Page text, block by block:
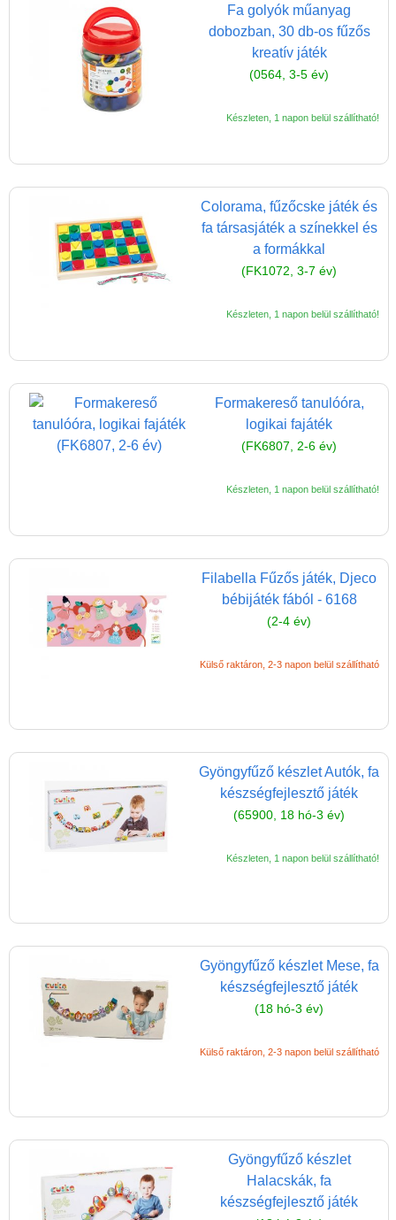
Fa golyók műanyag
dobozban, 30 db-os fűzős
kreatív játék
(0564, 3-5 év)
Készleten, 1 napon belül szállítható!
Colorama, fűzőcske játék és
fa társasjáték a színekkel és
a formákkal
(FK1072, 3-7 év)
Készleten, 1 napon belül szállítható!
Formakereső tanulóóra,
logikai fajáték
(FK6807, 2-6 év)
Készleten, 1 napon belül szállítható!
Filabella Fűzős játék, Djeco
bébijáték fából - 6168
(2-4 év)
Külső raktáron, 2-3 napon belül szállítható
Gyöngyfűző készlet Autók, fa
készségfejlesztő játék
(65900, 18 hó-3 év)
Készleten, 1 napon belül szállítható!
Gyöngyfűző készlet Mese, fa
készségfejlesztő játék
(18 hó-3 év)
Külső raktáron, 2-3 napon belül szállítható
Gyöngyfűző készlet
Halacskák, fa
készségfejlesztő játék
Pasztell játékok
Papírszínház
Pixelhobby
Strandjátékok
Szerelés, barkácsolás, kerti
kalandozás
Szerepjáték
(baba,autó,konyha,épület,..)
Tudományos játék
Úti játékok, Utazó játékok
Ügyességi játékok
CSAK NÁLUNK - Egyedi
Vélemények
1-3 munkanapos kiszállítás
5%-os törzsvásárlói
kedvezmény
Miért vásárolj nálunk?
Játék rendelés - Az internetes
vásárlás előnyei
Reklamáció és Elállás